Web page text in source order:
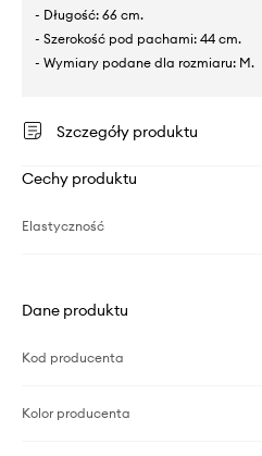
- Długość: 66 cm.
- Szerokość pod pachami: 44 cm.
- Wymiary podane dla rozmiaru: M.
Szczegóły produktu
Cechy produktu
Elastyczność
Dane produktu
Kod producenta
Kolor producenta